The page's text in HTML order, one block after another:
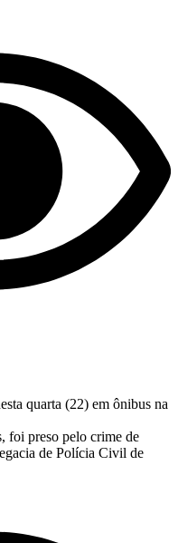
quarta (22) em ônibus na
foi preso pelo crime de
de Polícia Civil de